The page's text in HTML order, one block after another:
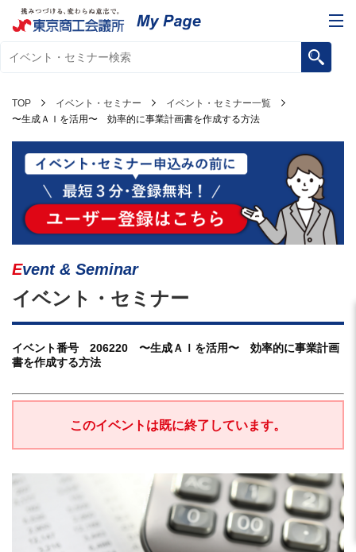
TOP イベント・セミナー
イベント・セミナー一覧
〜生成ＡＩを活用〜 効率的に事業計画書を作成する方法
Event & Seminar
イベント・セミナー
イベント番号 206220 〜生成ＡＩを活用〜 効率的に事業計画
書を作成する方法
このイベントは既に終了しています。